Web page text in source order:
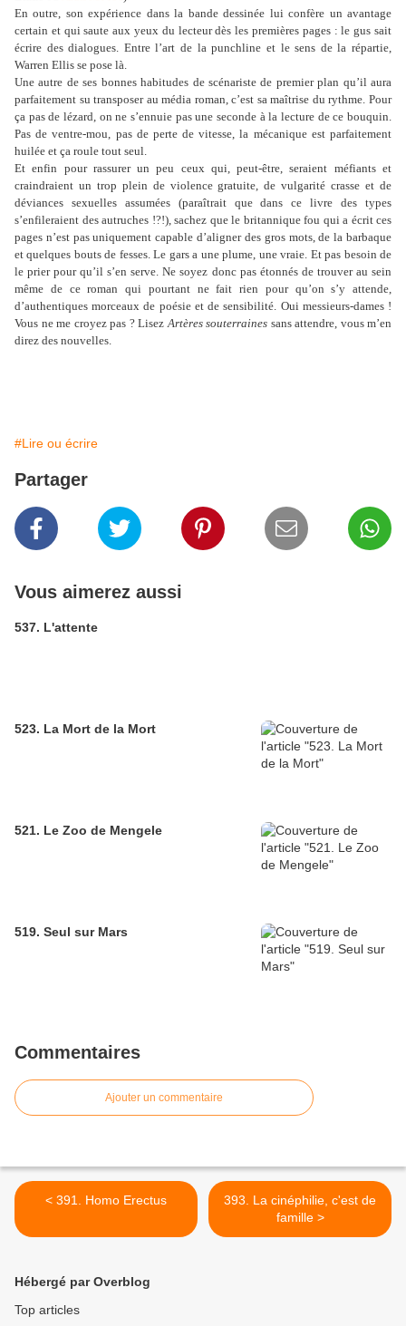
En outre, son expérience dans la bande dessinée lui confère un avantage
certain et qui saute aux yeux du lecteur dès les premières pages : le gus sait
écrire des dialogues. Entre l’art de la punchline et le sens de la répartie,
Warren Ellis se pose là.
Une autre de ses bonnes habitudes de scénariste de premier plan qu’il aura
parfaitement su transposer au média roman, c’est sa maîtrise du rythme. Pour
ça pas de lézard, on ne s’ennuie pas une seconde à la lecture de ce bouquin.
Pas de ventre-mou, pas de perte de vitesse, la mécanique est parfaitement
huilée et ça roule tout seul.
Et enfin pour rassurer un peu ceux qui, peut-être, seraient méfiants et
craindraient un trop plein de violence gratuite, de vulgarité crasse et de
déviances sexuelles assumées (paraîtrait que dans ce livre des types
s’enfileraient des autruches !?!), sachez que le britannique fou qui a écrit ces
pages n’est pas uniquement capable d’aligner des gros mots, de la barbaque
et quelques bouts de fesses. Le gars a une plume, une vraie. Et pas besoin de
le prier pour qu’il s’en serve. Ne soyez donc pas étonnés de trouver au sein
même de ce roman qui pourtant ne fait rien pour qu’on s’y attende,
d’authentiques morceaux de poésie et de sensibilité. Oui messieurs-dames !
Vous ne me croyez pas ? LisezArtères souterraines sans attendre, vous m’en
direz des nouvelles.
#Lire ou écrire
Partager
Vous aimerez aussi
537. L'attente
523. La Mort de la Mort
521. Le Zoo de Mengele
519. Seul sur Mars
Commentaires
Ajouter un commentaire
< 391. Homo Erectus
393. La cinéphilie, c'est de
famille >
Hébergé par Overblog
Top articles